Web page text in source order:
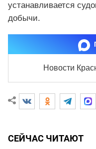
устанавливается
добычи.
Новости
СЕЙЧАС ЧИТАЮТ